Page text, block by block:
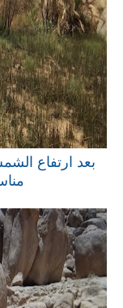
بعد ارتفاع